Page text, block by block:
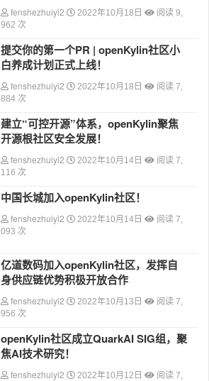
fenshezhuiyi2 2022年10月18日
阅读 9,
962 次
提交你的第一个PR | openKylin社区小
白养成计划正式上线！
fenshezhuiyi2 2022年10月18日
阅读 7,
884 次
建立“可控开源”体系，openKylin聚焦
开源根社区安全发展！
fenshezhuiyi2 2022年10月14日
阅读 7,
116 次
中国长城加入openKylin社区！
fenshezhuiyi2 2022年10月14日
阅读 7,
093 次
亿道数码加入openKylin社区，发挥自
身供应链优势积极开放合作
fenshezhuiyi2 2022年10月13日
阅读 7,
956 次
openKylin社区成立QuarkAI SIG组，聚
焦AI技术研究！
fenshezhuiyi2 2022年10月12日
阅读 7,